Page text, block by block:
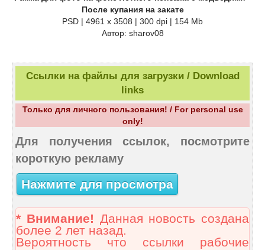
После купания на закате
PSD | 4961 х 3508 | 300 dpi | 154 Mb
Автор: sharov08
Ссылки на файлы для загрузки / Download
links
Только для личного пользования! / For personal use
only!
Для получения ссылок, посмотрите
короткую рекламу
Нажмите для просмотра
* Внимание! Данная новость создана
более 2 лет назад.
Вероятность что ссылки рабочие